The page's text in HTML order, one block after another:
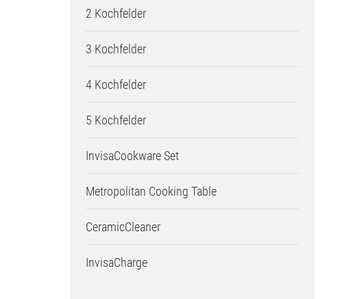
2 Kochfelder
3 Kochfelder
4 Kochfelder
5 Kochfelder
InvisaCookware Set
Metropolitan Cooking Table
CeramicCleaner
InvisaCharge